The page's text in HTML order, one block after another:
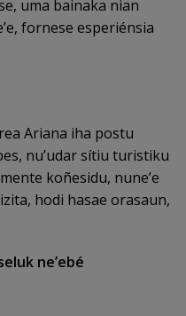
uma bainaka nian
fornese esperiénsia
Ariana iha postu
nu’udar sítiu turistiku
koñesidu, nune’e
hodi hasae orasaun,
ne’ebé